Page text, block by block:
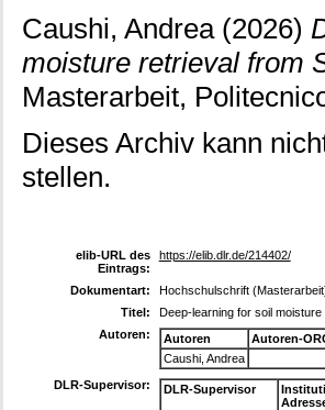
Caushi, Andrea(2026)
moisture retrieval from
Masterarbeit,
Dieses Archiv kann
stellen.
elib-URL des
Eintrags:
https://elib.dlr.de/214402/
Dokumentart:
Hochschulschrift
Titel:
Deep-learning for soil
Autoren:
Autoren
Autoren-
Caushi, Andrea
DLR-Supervisor:
DLR-Supervisor